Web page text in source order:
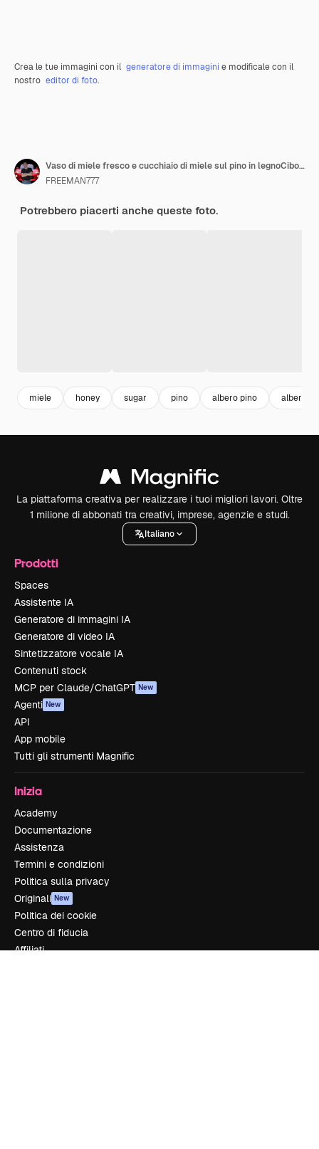
Crea le tue immagini con il generatore di immagini e modificale con il
nostro editor di foto.
Vaso di miele fresco e cucchiaio di miele sul pino in legnoCibo sano
FREEMAN777
Potrebbero piacerti anche queste foto.
miele honey sugar pino albero pino alberi
La piattaforma creativa per realizzare i tuoi migliori lavori. Oltre
1 milione di abbonati tra creativi, imprese, agenzie e studi.
Italiano
Prodotti
Spaces
Assistente IA
Generatore di immagini IA
Generatore di video IA
Sintetizzatore vocale IA
Contenuti stock
MCP per Claude/ChatGPT New
Agenti New
API
App mobile
Tutti gli strumenti Magnific
Inizia
Academy
Documentazione
Assistenza
Termini e condizioni
Politica sulla privacy
Originali New
Politica dei cookie
Centro di fiducia
Affiliati